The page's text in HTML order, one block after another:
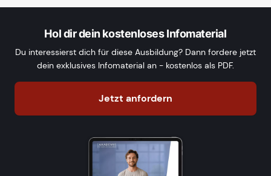
Hol dir dein kostenloses Infomaterial
Du interessierst dich für diese Ausbildung? Dann fordere jetzt
dein exklusives Infomaterial an - kostenlos als PDF.
Jetzt anfordern